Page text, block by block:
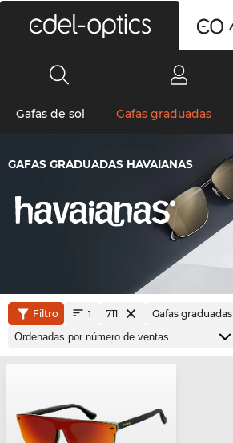
Gafas de sol Gafas graduadas
GAFAS GRADUADAS HAVAIANAS
Filtro 1 711 Gafas graduadas